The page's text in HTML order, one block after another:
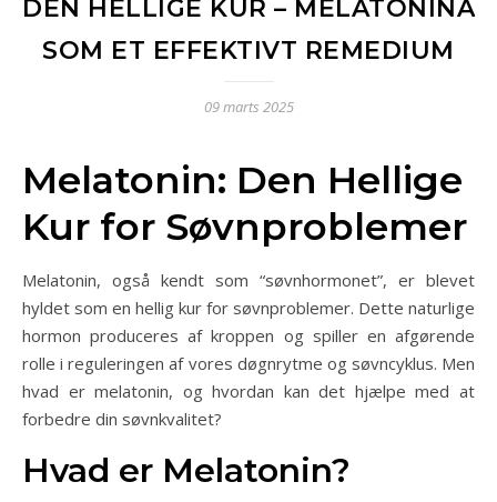
DEN HELLIGE KUR – MELATONINA
SOM ET EFFEKTIVT REMEDIUM
09 marts 2025
Melatonin: Den Hellige
Kur for Søvnproblemer
Melatonin, også kendt som “søvnhormonet”, er blevet
hyldet som en hellig kur for søvnproblemer. Dette naturlige
hormon produceres af kroppen og spiller en afgørende
rolle i reguleringen af vores døgnrytme og søvncyklus. Men
hvad er melatonin, og hvordan kan det hjælpe med at
forbedre din søvnkvalitet?
Hvad er Melatonin?